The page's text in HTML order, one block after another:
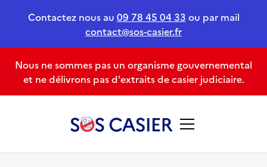
Contactez nous au 09 78 45 04 33 ou par mail
contact@sos-casier.fr
Nous ne sommes pas un organisme gouvernemental
et ne délivrons pas d'extraits de casier judiciaire.